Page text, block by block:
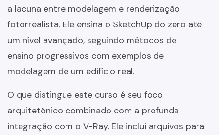
a lacuna entre modelagem e renderização
fotorrealista. Ele ensina o SketchUp do zero até
um nível avançado, seguindo métodos de
ensino progressivos com exemplos de
modelagem de um edifício real.
O que distingue este curso é seu foco
arquitetônico combinado com a profunda
integração com o V-Ray. Ele inclui arquivos para